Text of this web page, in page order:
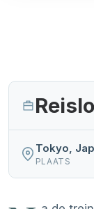
Tokyo,
PLAATS